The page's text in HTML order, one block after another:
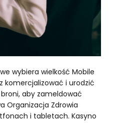
wybiera wielkość Mobile
komercjalizować i urodzić
aby zameldować
Organizacja Zdrowia
i tabletach. Kasyno